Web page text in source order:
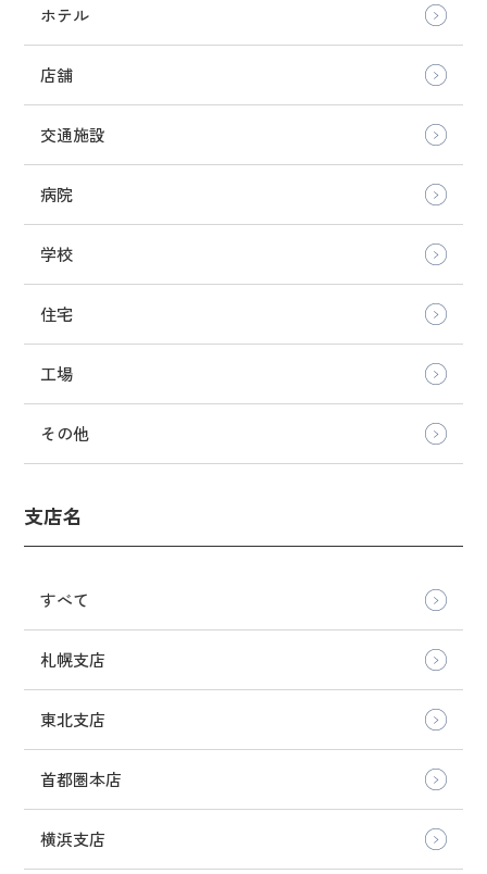
ホテル
店舗
交通施設
病院
学校
住宅
工場
その他
支店名
すべて
札幌支店
東北支店
首都圏本店
横浜支店